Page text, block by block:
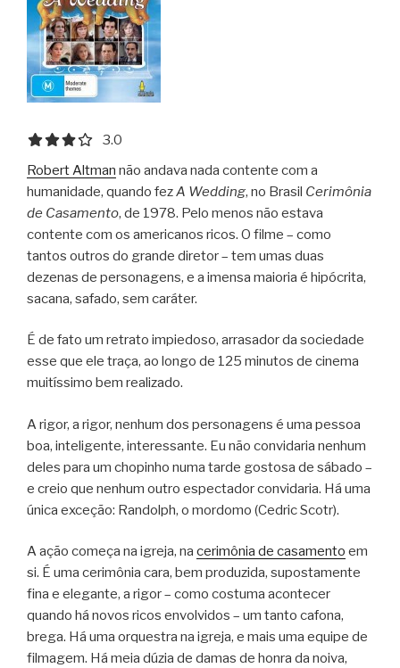
3.0 out of 5.0 stars
3.0
Robert Altman não andava nada contente com a
humanidade, quando fezA Wedding, no Brasil Cerimônia
de Casamento, de 1978. Pelo menos não estava
contente com os americanos ricos. O filme – como
tantos outros do grande diretor – tem umas duas
dezenas de personagens, e a imensa maioria é hipócrita,
sacana, safado, sem caráter.
É de fato um retrato impiedoso, arrasador da sociedade
esse que ele traça, ao longo de 125 minutos de cinema
muitíssimo bem realizado.
A rigor, a rigor, nenhum dos personagens é uma pessoa
boa, inteligente, interessante. Eu não convidaria nenhum
deles para um chopinho numa tarde gostosa de sábado –
e creio que nenhum outro espectador convidaria. Há uma
única exceção: Randolph, o mordomo (Cedric Scotr).
A ação começa na igreja, na cerimônia de casamento em
si. É uma cerimônia cara, bem produzida, supostamente
fina e elegante, a rigor – como costuma acontecer
quando há novos ricos envolvidos – um tanto cafona,
brega. Há uma orquestra na igreja, e mais uma equipe de
filmagem. Há meia dúzia de damas de honra da noiva,